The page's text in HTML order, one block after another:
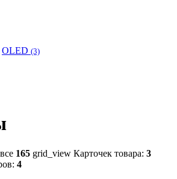
OLED (3)
165 grid_view Карточек товара: 3
4